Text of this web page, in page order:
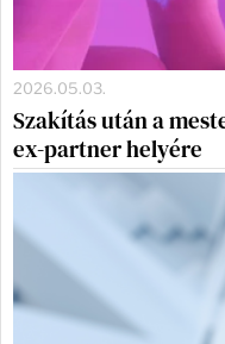
2026.05.03.
Szakítás után a
ex-partner helyére